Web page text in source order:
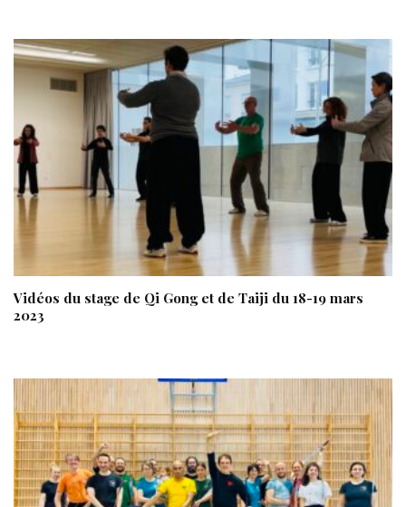
Vidéos du stage de Qi Gong et de Taiji du 18-19 mars
2023